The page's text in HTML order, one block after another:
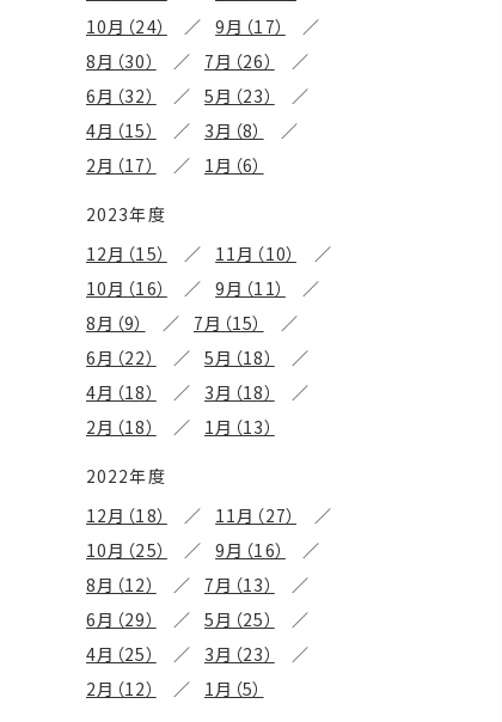
10月（24）
9月（17）
8月（30）
7月（26）
6月（32）
5月（23）
4月（15）
3月（8）
2月（17）
1月（6）
2023年度
12月（15）
11月（10）
10月（16）
9月（11）
8月（9）
7月（15）
6月（22）
5月（18）
4月（18）
3月（18）
2月（18）
1月（13）
2022年度
12月（18）
11月（27）
10月（25）
9月（16）
8月（12）
7月（13）
6月（29）
5月（25）
4月（25）
3月（23）
2月（12）
1月（5）